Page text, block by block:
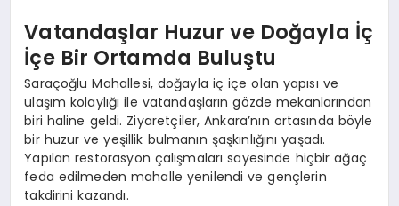
Vatandaşlar Huzur ve Doğayla İç
İçe Bir Ortamda Buluştu
Saraçoğlu Mahallesi, doğayla iç içe olan yapısı ve
ulaşım kolaylığı ile vatandaşların gözde mekanlarından
biri haline geldi. Ziyaretçiler, Ankara’nın ortasında böyle
bir huzur ve yeşillik bulmanın şaşkınlığını yaşadı.
Yapılan restorasyon çalışmaları sayesinde hiçbir ağaç
feda edilmeden mahalle yenilendi ve gençlerin
takdirini kazandı.